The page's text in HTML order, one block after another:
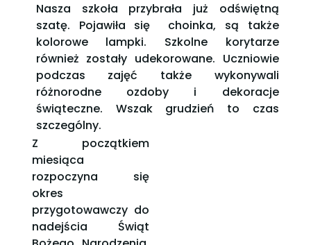
Nasza szkoła przybrała już odświętną
szatę. Pojawiła się choinka, są także
kolorowe lampki. Szkolne korytarze
również zostały udekorowane. Uczniowie
podczas zajęć także wykonywali
różnorodne ozdoby i dekoracje
świąteczne. Wszak grudzień to czas
szczególny.
Z początkiem
miesiąca
rozpoczyna się
okres
przygotowawczy do
nadejścia Świąt